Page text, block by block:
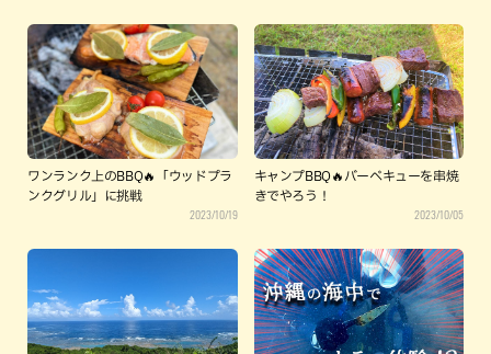
ワンランク上のBBQ🔥「ウッドプラ
ンクグリル」に挑戦
2023/10/19
キャンプBBQ🔥バーベキューを串焼
きでやろう！
2023/10/05